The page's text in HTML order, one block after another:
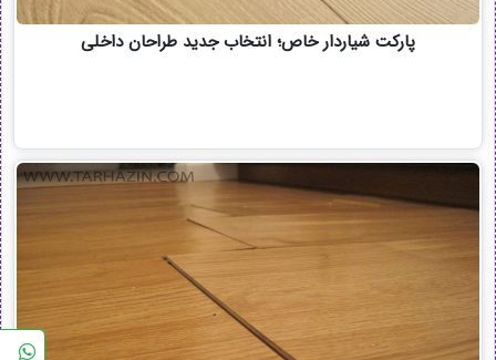
پارکت شیاردار خاص؛ انتخاب جدید طراحان داخلی